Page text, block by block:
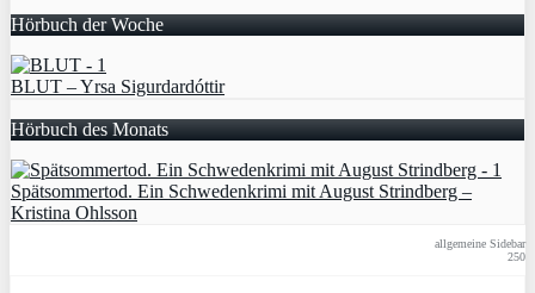
Hörbuch der Woche
BLUT – Yrsa Sigurdardóttir
Hörbuch des Monats
Spätsommertod. Ein Schwedenkrimi mit August Strindberg –
Kristina Ohlsson
allgemeine Sidebar
250